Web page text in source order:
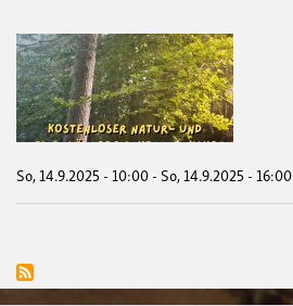
So, 14.9.2025 - 10:00-So, 14.9.2025 - 16:00